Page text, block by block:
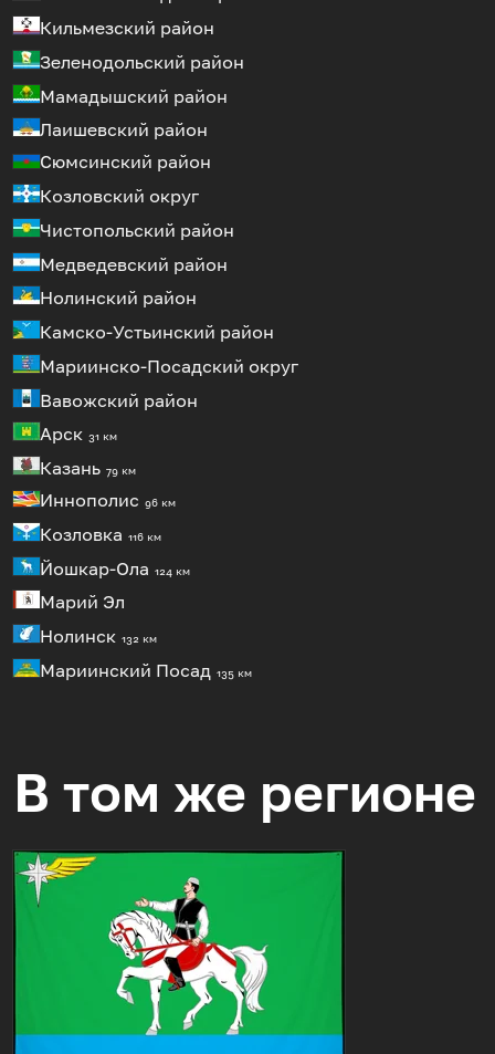
Кильмезский район
Зеленодольский район
Мамадышский район
Лаишевский район
Сюмсинский район
Козловский округ
Чистопольский район
Медведевский район
Нолинский район
Камско-Устьинский район
Мариинско-Посадский округ
Вавожский район
Арск 31 км
Казань 79 км
Иннополис 96 км
Козловка 116 км
Йошкар-Ола 124 км
Марий Эл
Нолинск 132 км
Мариинский Посад 135 км
В том же регионе